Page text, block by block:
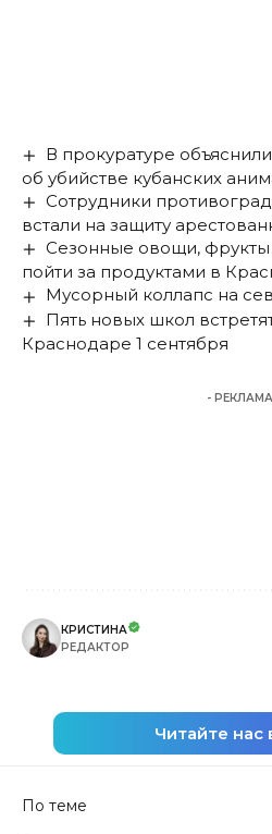
В прокуратуре
об убийстве кубанских
Сотрудники
встали на защиту
Сезонные овощи, фрукты
пойти за продуктами в
Мусорный коллапс на
Пять новых школ
Краснодаре 1 сентября
-
КРИСТИНА
РЕДАКТОР
Читайте
По теме